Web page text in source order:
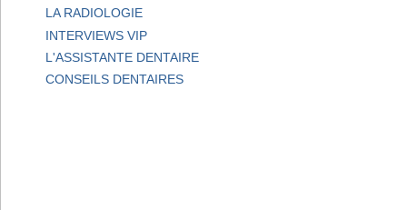
LA RADIOLOGIE
INTERVIEWS VIP
L'ASSISTANTE DENTAIRE
CONSEILS DENTAIRES